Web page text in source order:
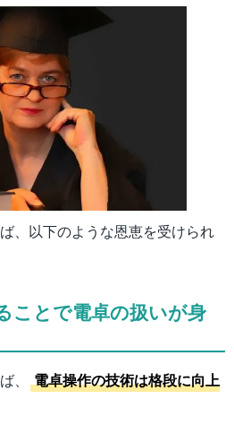
、以下のような恩恵を受けられ
ことで電卓の扱いが身
、
電卓操作の技術は格段に向上